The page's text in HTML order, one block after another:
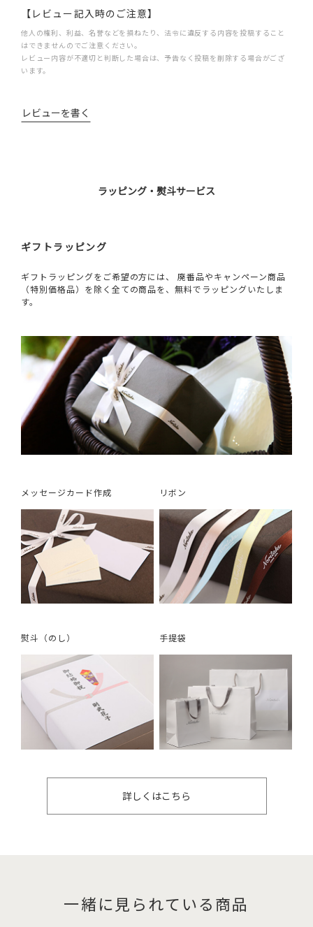
【レビュー記入時のご注意】
他人の権利、利益、名誉などを損ねたり、法令に違反する内容を投稿すること
はできませんのでご注意ください。
レビュー内容が不適切と判断した場合は、予告なく投稿を削除する場合がござ
います。
レビューを書く
ラッピング・熨斗サービス
ギフトラッピング
ギフトラッピングをご希望の方には、 廃番品やキャンペーン商品
（特別価格品）を除く全ての商品を、無料でラッピングいたしま
す。
メッセージカード作成 リボン
熨斗（のし） 手提袋
詳しくはこちら
一緒に見られている商品